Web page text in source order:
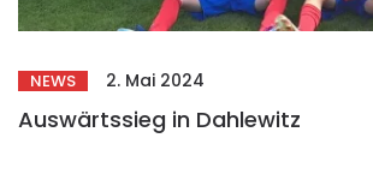
NEWS 2. Mai 2024
Auswärtssieg in Dahlewitz